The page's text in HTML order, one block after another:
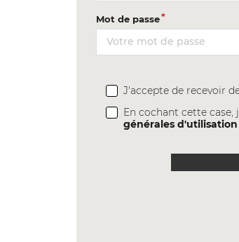
Mot de passe
J'accepte de recevoir
En cochant cette
générales d'utilisation